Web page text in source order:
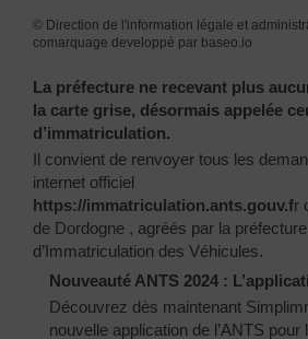
© Direction de l'information légale et
comarquage developpé par baseo.io
La préfecture ne recevant plus
la carte grise, désormais appelée
d’immatriculation.
Il convient de renvoyer tous les
internet officiel
https://immatriculation.ants.gouv.fr
de Dordogne , agréés par la
d’Immatriculation des Véhicules.
Nouveauté ANTS 2024 :
Découvrez dès maintenant
nouvelle application de l’ANTS pour